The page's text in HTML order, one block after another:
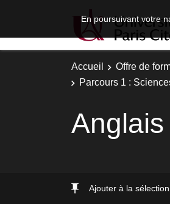
En poursuivant votre
Accueil Offre de
Parcours 1 :
Ajouter à la sélection